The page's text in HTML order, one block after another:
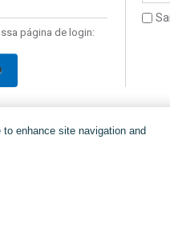
página de login:
enhance site navigation and